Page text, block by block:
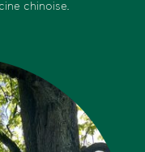
chinoise.